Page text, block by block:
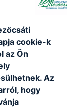
cookie-k
az Ön
Az
hogy